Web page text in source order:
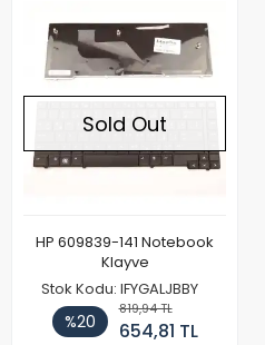
Sold Out
HP 609839-141 Notebook
Klayve
Stok Kodu: IFYGALJBBY
%20
819,94 TL
654,81 TL